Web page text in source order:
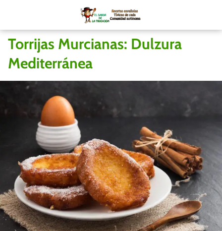
Torrijas Murcianas: Dulzura
Mediterránea